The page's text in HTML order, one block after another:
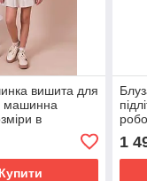
вишита для
машинна
в
від 146 до 164
Купити
1